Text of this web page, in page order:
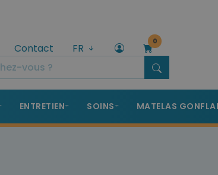
Contact FR
0
ENTRETIEN SOINS MATELAS